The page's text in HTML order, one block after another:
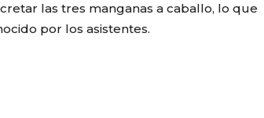
las tres manganas a caballo, lo que
por los asistentes.